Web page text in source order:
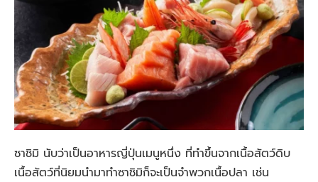
ซาชิมิ นับว่าเป็นอาหารญี่ปุ่นเมนูหนึ่ง ที่ทำขึ้นจากเนื้อสัตว์ดิบ
เนื้อสัตว์ที่นิยมนำมาทำซาชิมิก็จะเป็นจำพวกเนื้อปลา เช่น